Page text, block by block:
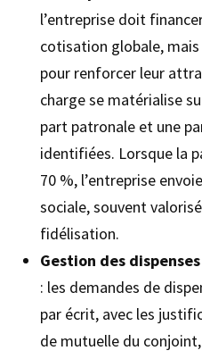
l’entreprise doit
cotisation globale,
pour renforcer leur
charge se matérialise
part patronale et une
identifiées. Lorsque la
70 %, l’entreprise
sociale, souvent
fidélisation.
Gestion des
: les demandes de
par écrit, avec les
de mutuelle du